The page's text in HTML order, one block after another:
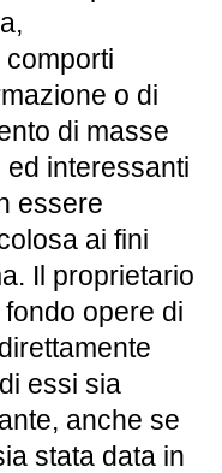
o di
di masse
interessanti
essere
ai fini
Il proprietario
opere di
essi sia
anche se
stata data in